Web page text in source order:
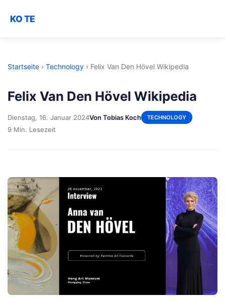
KO TE
Startseite › Technology › Felix Van Den Hövel Wikipedia
Felix Van Den Hövel Wikipedia
Dienstag, 16. Januar 2024Von Tobias Koch TECHNOLOGY
9 Min. Lesezeit